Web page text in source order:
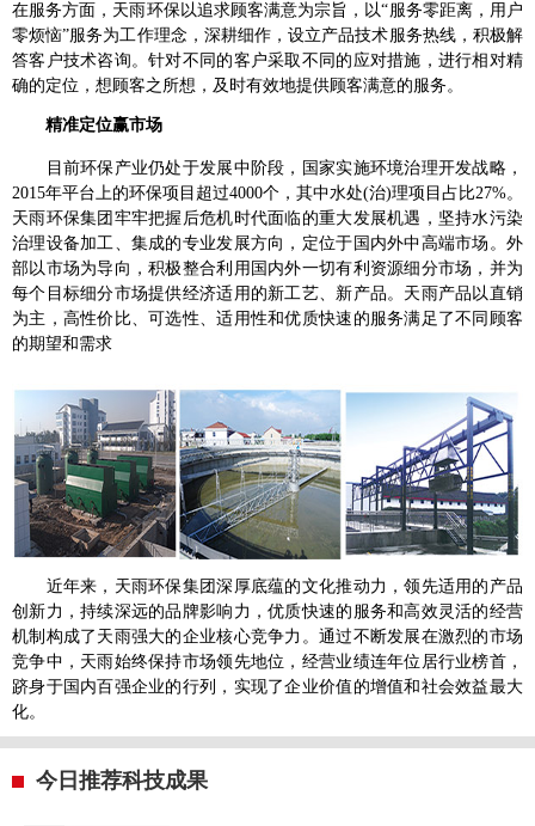
在服务方面，天雨环保以追求顾客满意为宗旨，以“服务零距离，用户
零烦恼”服务为工作理念，深耕细作，设立产品技术服务热线，积极解
答客户技术咨询。针对不同的客户采取不同的应对措施，进行相对精
确的定位，想顾客之所想，及时有效地提供顾客满意的服务。
精准定位赢市场
目前环保产业仍处于发展中阶段，国家实施环境治理开发战略，
2015年平台上的环保项目超过4000个，其中水处(治)理项目占比27%。
天雨环保集团牢牢把握后危机时代面临的重大发展机遇，坚持水污染
治理设备加工、集成的专业发展方向，定位于国内外中高端市场。外
部以市场为导向，积极整合利用国内外一切有利资源细分市场，并为
每个目标细分市场提供经济适用的新工艺、新产品。天雨产品以直销
为主，高性价比、可选性、适用性和优质快速的服务满足了不同顾客
的期望和需求
近年来，天雨环保集团深厚底蕴的文化推动力，领先适用的产品
创新力，持续深远的品牌影响力，优质快速的服务和高效灵活的经营
机制构成了天雨强大的企业核心竞争力。通过不断发展在激烈的市场
竞争中，天雨始终保持市场领先地位，经营业绩连年位居行业榜首，
跻身于国内百强企业的行列，实现了企业价值的增值和社会效益最大
化。
今日推荐科技成果